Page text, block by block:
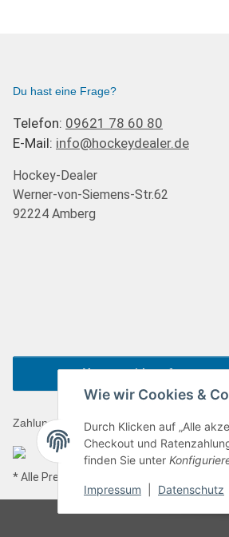
Wie wir Cookies &
Durch Klicken auf „Alle
Checkout und
finden Sie unter
Impressum Datenschutz
Du hast eine Frage?
Telefon: 09621 78 60 80
E-Mail: info@hockeydealer.de
Hockey-Dealer
Werner-von-Siemens-Str.62
92224 Amberg
Vertrag widerrufen
Zahlungsarten
* Alle Preise inkl. gesetzlicher USt., zzgl.